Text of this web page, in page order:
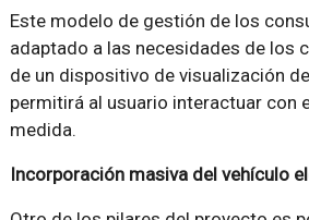
Este modelo de gestión de los
adaptado a las necesidades de los
de un dispositivo de visualización
permitirá al usuario interactuar con
medida.
Incorporación masiva del vehículo